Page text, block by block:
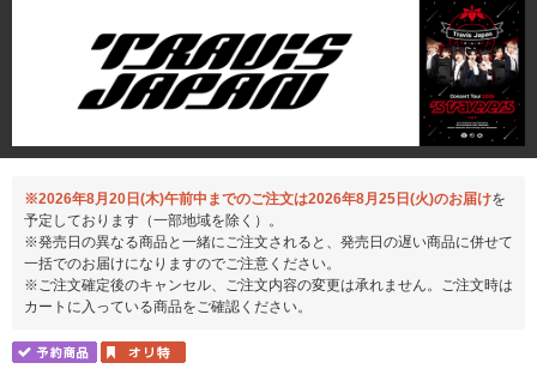
※2026年8月20日(木)午前中までのご注文は2026年8月25日(火)のお届けを
予定しております（一部地域を除く）。
※発売日の異なる商品と一緒にご注文されると、発売日の遅い商品に併せて
一括でのお届けになりますのでご注意ください。
※ご注文確定後のキャンセル、ご注文内容の変更は承れません。ご注文時は
カートに入っている商品をご確認ください。